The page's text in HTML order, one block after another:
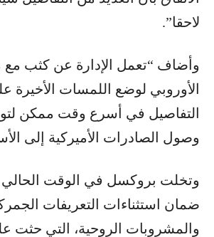
لاحقا”.
وأضاف “تعمل الإدارة عن كثب مع
الأوروبي لوضع اللمسات الأخيرة
التفاصيل في أسرع وقت ممكن
وصول الصادرات الأميركية إلى
وتخلت بروكسل في الوقت
ضمان استثناءات التعريفات
والمشروبات الروحية، التي حثت